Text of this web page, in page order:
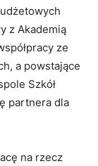
z Akademią
ze
a powstające
Szkół
partnera dla
na rzecz